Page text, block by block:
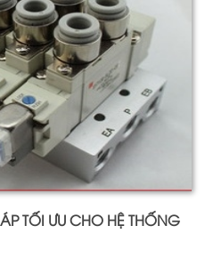
TỐI ƯU CHO HỆ THỐNG